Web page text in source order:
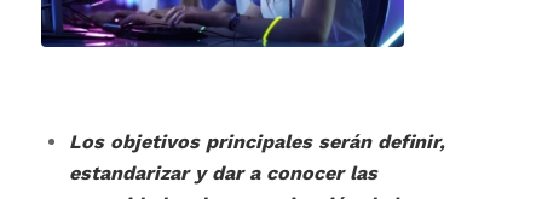
Los objetivos principales serán definir,
estandarizar y dar a conocer las